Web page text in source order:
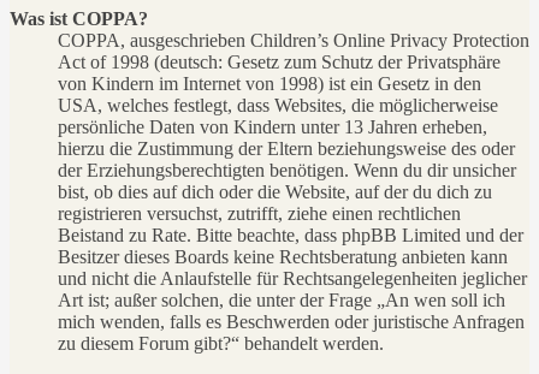
Was ist COPPA?
COPPA, ausgeschrieben Children’s Online Privacy Protection
Act of 1998 (deutsch: Gesetz zum Schutz der Privatsphäre
von Kindern im Internet von 1998) ist ein Gesetz in den
USA, welches festlegt, dass Websites, die möglicherweise
persönliche Daten von Kindern unter 13 Jahren erheben,
hierzu die Zustimmung der Eltern beziehungsweise des oder
der Erziehungsberechtigten benötigen. Wenn du dir unsicher
bist, ob dies auf dich oder die Website, auf der du dich zu
registrieren versuchst, zutrifft, ziehe einen rechtlichen
Beistand zu Rate. Bitte beachte, dass phpBB Limited und der
Besitzer dieses Boards keine Rechtsberatung anbieten kann
und nicht die Anlaufstelle für Rechtsangelegenheiten jeglicher
Art ist; außer solchen, die unter der Frage „An wen soll ich
mich wenden, falls es Beschwerden oder juristische Anfragen
zu diesem Forum gibt?“ behandelt werden.